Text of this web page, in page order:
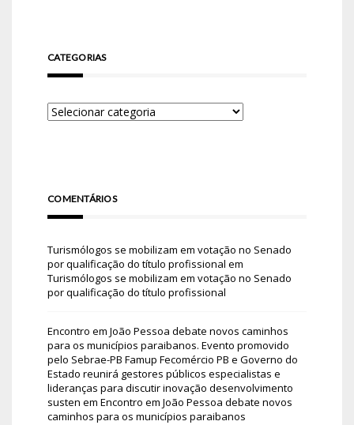
CATEGORIAS
COMENTÁRIOS
Turismólogos se mobilizam em votação no Senado
por qualificação do título profissional em
Turismólogos se mobilizam em votação no Senado
por qualificação do título profissional
Encontro em João Pessoa debate novos caminhos
para os municípios paraibanos. Evento promovido
pelo Sebrae-PB Famup Fecomércio PB e Governo do
Estado reunirá gestores públicos especialistas e
lideranças para discutir inovação desenvolvimento
susten em Encontro em João Pessoa debate novos
caminhos para os municípios paraibanos